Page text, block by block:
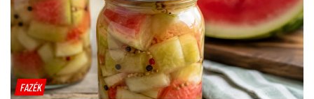
FAZÉK